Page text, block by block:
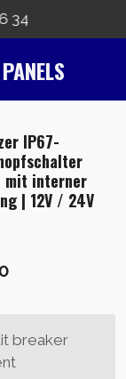
34
IP67-
mit interner
| 12V / 24V
breaker